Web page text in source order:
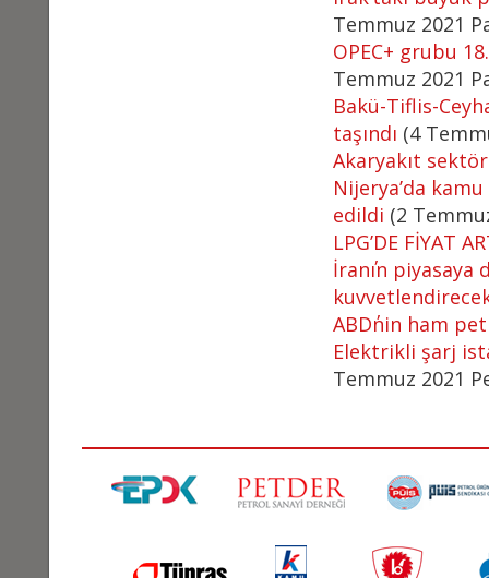
Temmuz 2021
OPEC+ grubu
Temmuz 2021
Bakü-Tiflis-
taşındı (4
Akaryakıt
Nijerya’da
edildi (2
LPG’DE FİYAT
İran΄ın
ABD΄nin ham
Elektrikli şarj
Temmuz 2021